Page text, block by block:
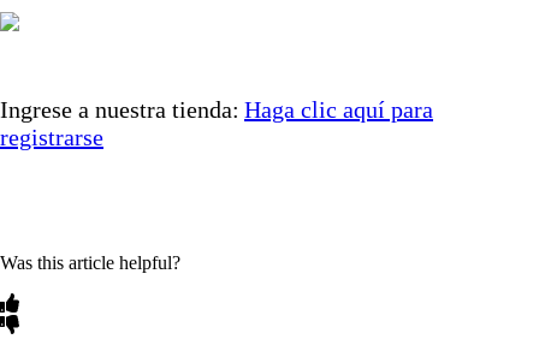
Ingrese a nuestra tienda: Haga clic aquí para
registrarse
Was this article helpful?